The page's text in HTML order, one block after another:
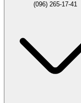
(096) 265-17-41